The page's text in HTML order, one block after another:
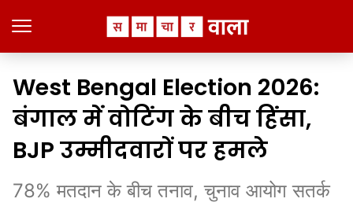
West Bengal Election 2026:
बंगाल में वोटिंग के बीच हिंसा,
BJP उम्मीदवारों पर हमले
78% मतदान के बीच तनाव, चुनाव आयोग सतर्क